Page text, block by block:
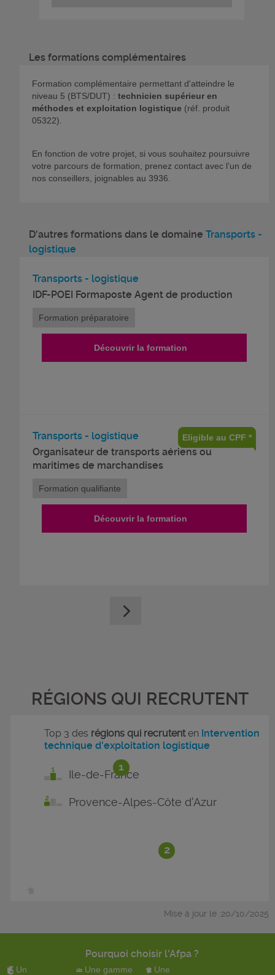
Les formations complémentaires
Formation complémentaire permettant d'atteindre le
niveau 5 (BTS/DUT) : technicien supérieur en
méthodes et exploitation logistique (réf. produit
05322).
En fonction de votre projet, si vous souhaitez poursuivre
votre parcours de formation, prenez contact avec l’un de
nos conseillers, joignables au 3936.
D'autres formations dans le domaine Transports -
logistique
Transports - logistique
IDF-POEI Formaposte Agent de production
Formation préparatoire
Découvrir la formation
Transports - logistique
Organisateur de transports aériens ou
maritimes de marchandises
Eligible au CPF *
Formation qualifiante
Découvrir la formation
RÉGIONS QUI RECRUTENT
1
2
Top 3 des régions qui recrutenten Intervention
technique d'exploitation logistique
Ile-de-France
Provence-Alpes-Côte d'Azur
Mise à jour le :20/10/2025
Pourquoi choisir l'Afpa ?
Un
Une gamme
Une